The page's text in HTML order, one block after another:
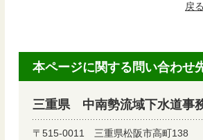
戻
本ページに関する問い合わせ
三重県 中南勢流域下水道事
〒515-0011 三重県松阪市高町138